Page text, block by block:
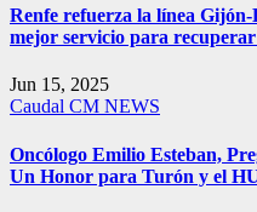
Renfe refuerza la línea
mejor servicio para
Jun 15, 2025
Caudal CM NEWS
Oncólogo Emilio Esteban,
Un Honor para Turón y el